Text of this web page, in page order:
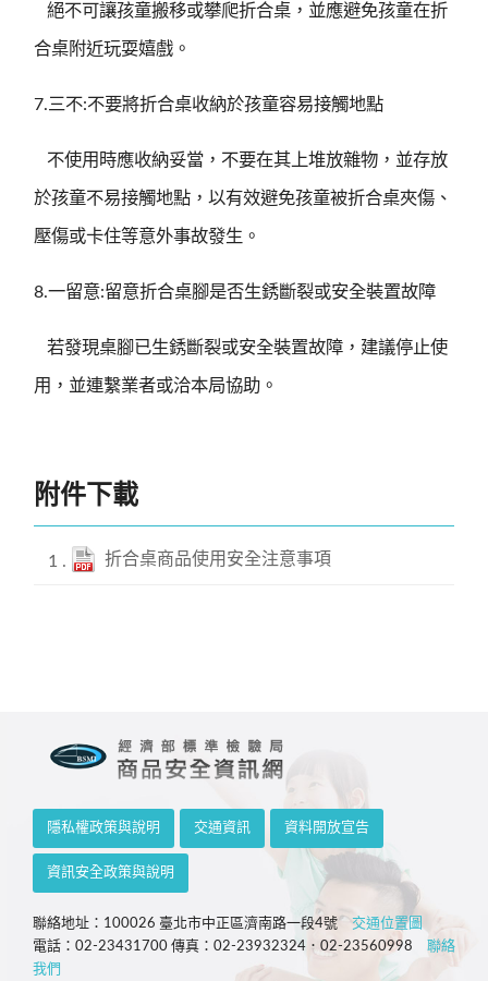
絕不可讓孩童搬移或攀爬折合桌，並應避免孩童在折
合桌附近玩耍嬉戲。
7.三不:不要將折合桌收納於孩童容易接觸地點
不使用時應收納妥當，不要在其上堆放雜物，並存放
於孩童不易接觸地點，以有效避免孩童被折合桌夾傷、
壓傷或卡住等意外事故發生。
8.一留意:留意折合桌腳是否生銹斷裂或安全裝置故障
若發現桌腳已生銹斷裂或安全裝置故障，建議停止使
用，並連繫業者或洽本局協助。
附件下載
折合桌商品使用安全注意事項
隱私權政策與說明 交通資訊 資料開放宣告
資訊安全政策與說明
聯絡地址：100026 臺北市中正區濟南路一段4號 交通位置圖
電話：02-23431700 傳真：02-23932324．02-23560998 聯絡
我們